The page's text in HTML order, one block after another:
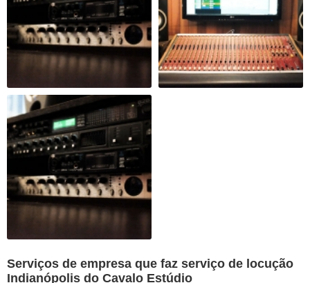
Serviços de empresa que faz serviço de locução
Indianópolis do Cavalo Estúdio